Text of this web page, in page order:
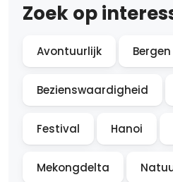
Zoek op
Avontuurlijk Bergen
Bezienswaardigheid
Festival Hanoi
Mekongdelta